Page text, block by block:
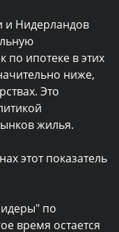
Нидерландов
по ипотеке в этих
ниже,
Это
жилья.
этот показатель
по
время остается